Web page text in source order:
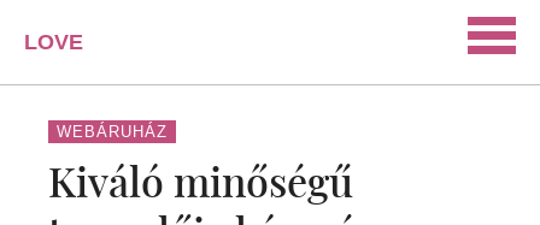
LOVE
PORTAL
SZERELEM
ISMERKEDÉS
WEBÁRUHÁZ
Kiváló minőségű